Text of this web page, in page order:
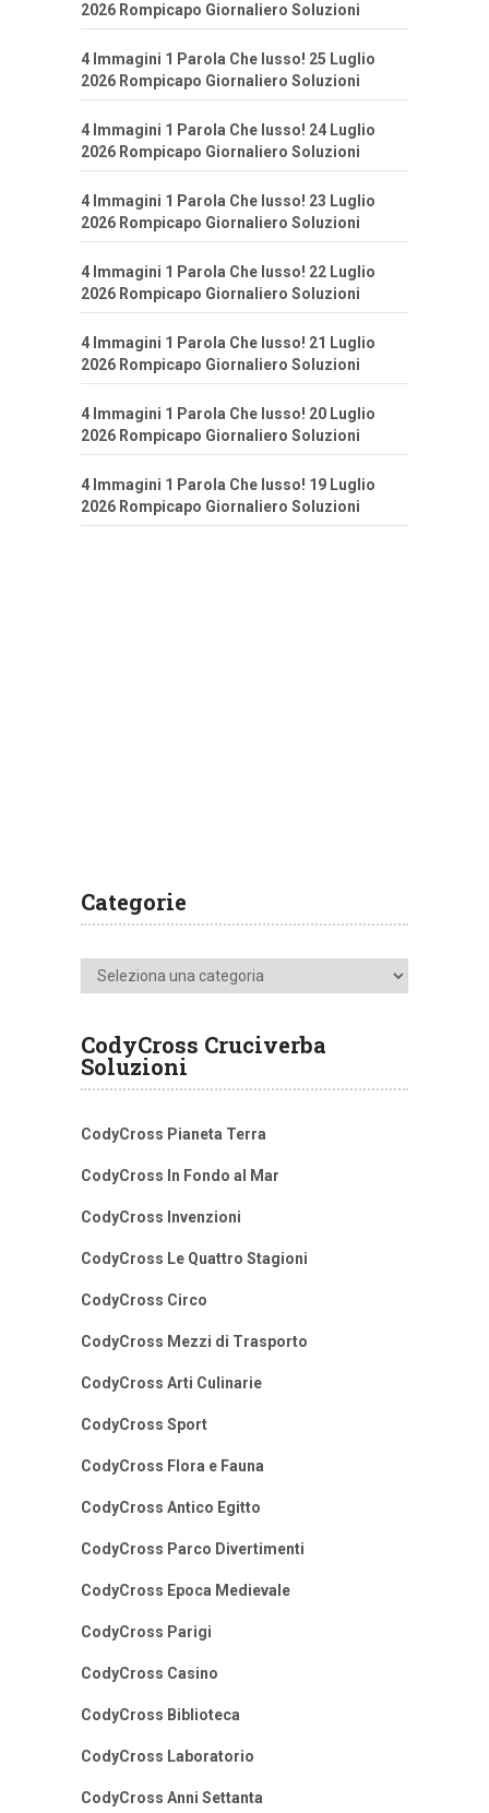
2026 Rompicapo Giornaliero Soluzioni
4 Immagini 1 Parola Che lusso! 25 Luglio
2026 Rompicapo Giornaliero Soluzioni
4 Immagini 1 Parola Che lusso! 24 Luglio
2026 Rompicapo Giornaliero Soluzioni
4 Immagini 1 Parola Che lusso! 23 Luglio
2026 Rompicapo Giornaliero Soluzioni
4 Immagini 1 Parola Che lusso! 22 Luglio
2026 Rompicapo Giornaliero Soluzioni
4 Immagini 1 Parola Che lusso! 21 Luglio
2026 Rompicapo Giornaliero Soluzioni
4 Immagini 1 Parola Che lusso! 20 Luglio
2026 Rompicapo Giornaliero Soluzioni
4 Immagini 1 Parola Che lusso! 19 Luglio
2026 Rompicapo Giornaliero Soluzioni
Categorie
Categorie
CodyCross Cruciverba
Soluzioni
CodyCross Pianeta Terra
CodyCross In Fondo al Mar
CodyCross Invenzioni
CodyCross Le Quattro Stagioni
CodyCross Circo
CodyCross Mezzi di Trasporto
CodyCross Arti Culinarie
CodyCross Sport
CodyCross Flora e Fauna
CodyCross Antico Egitto
CodyCross Parco Divertimenti
CodyCross Epoca Medievale
CodyCross Parigi
CodyCross Casino
CodyCross Biblioteca
CodyCross Laboratorio
CodyCross Anni Settanta